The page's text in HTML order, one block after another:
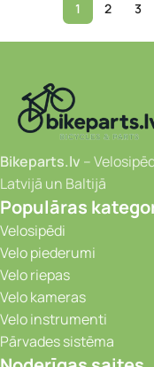
1 2 3
Bikeparts.lv –
Latvijā un Baltijā
Populāras
Velosipēdi
Velo piederumi
Velo riepas
Velo kameras
Velo instrumenti
Pārvades sistēma